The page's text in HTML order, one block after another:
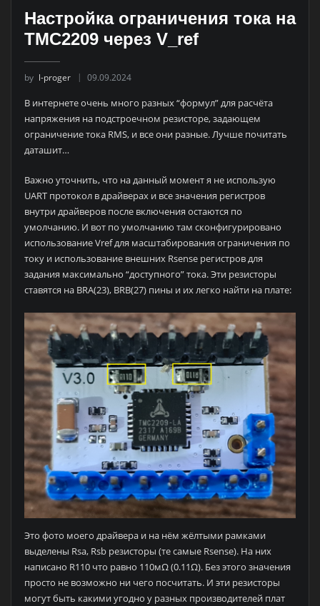
Настройка ограничения тока на
TMC2209 через V_ref
by l-proger 09.09.2024
В интернете очень много разных “формул” для расчёта
напряжения на подстроечном резисторе, задающем
ограничение тока RMS, и все они разные. Лучше почитать
даташит…
Важно уточнить, что на данный момент я не использую
UART протокол в драйверах и все значения регистров
внутри драйверов после включения остаются по
умолчанию. И вот по умолчанию там сконфигурировано
использование Vref для масштабирования ограничения по
току и использование внешних Rsense регистров для
задания максимально “доступного” тока. Эти резисторы
ставятся на BRA(23), BRB(27) пины и их легко найти на плате:
Это фото моего драйвера и на нём жёлтыми рамками
выделены Rsa, Rsb резисторы (те самые Rsense). На них
написано R110 что равно 110мΩ (0.11Ω). Без этого значения
просто не возможно ни чего посчитать. И эти резисторы
могут быть какими угодно у разных производителей плат